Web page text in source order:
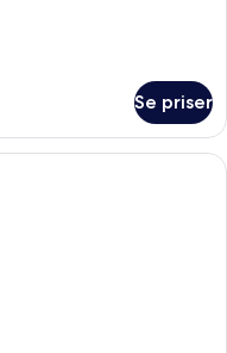
Se priser
med en seng, et